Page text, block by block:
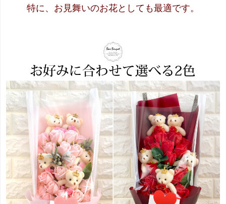
特に、お見舞いのお花としても最適です。